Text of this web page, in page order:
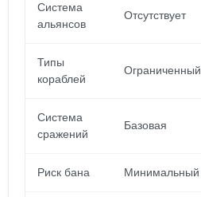
Система
альянсов
Отсутствует
Типы
кораблей
Ограниченный
Система
сражений
Базовая
Риск бана Минимальный